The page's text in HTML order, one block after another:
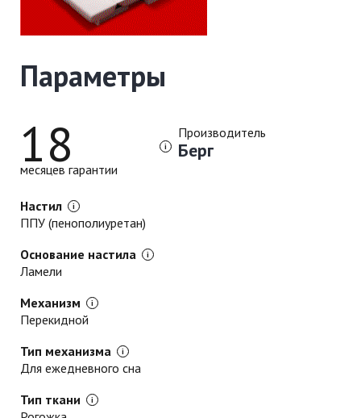
Параметры
Настил
ППУ (пенополиуретан)
Основание настила
Ламели
Механизм
Перекидной
Тип механизма
Для ежедневного сна
Тип ткани
Производитель
Берг
18
месяцев гарантии